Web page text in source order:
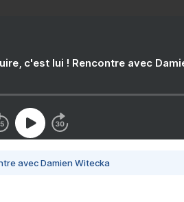
c'est lui ! Rencontre avec
avec Damien Witecka